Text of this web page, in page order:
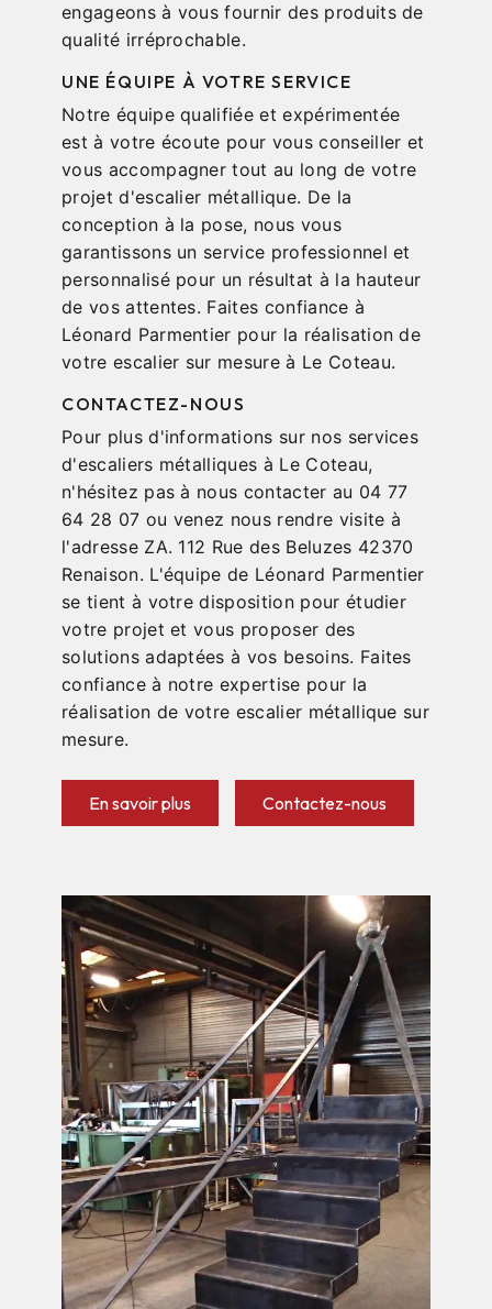
engageons à vous fournir des produits de
qualité irréprochable.
UNE ÉQUIPE À VOTRE SERVICE
Notre équipe qualifiée et expérimentée
est à votre écoute pour vous conseiller et
vous accompagner tout au long de votre
projet d'escalier métallique. De la
conception à la pose, nous vous
garantissons un service professionnel et
personnalisé pour un résultat à la hauteur
de vos attentes. Faites confiance à
Léonard Parmentier pour la réalisation de
votre escalier sur mesure à Le Coteau.
CONTACTEZ-NOUS
Pour plus d'informations sur nos services
d'escaliers métalliques à Le Coteau,
n'hésitez pas à nous contacter au 04 77
64 28 07 ou venez nous rendre visite à
l'adresse ZA. 112 Rue des Beluzes 42370
Renaison. L'équipe de Léonard Parmentier
se tient à votre disposition pour étudier
votre projet et vous proposer des
solutions adaptées à vos besoins. Faites
confiance à notre expertise pour la
réalisation de votre escalier métallique sur
mesure.
En savoir plus Contactez-nous